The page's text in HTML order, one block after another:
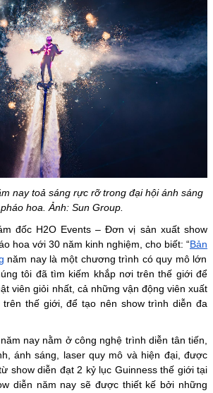
nay toả sáng rực rỡ trong đại hội ánh sáng
hoa. Ảnh: Sun Group.
đốc H2O Events – Đơn vị sản xuất show
hoa với 30 năm kinh nghiệm, cho biết: “Bản
năm nay là một chương trình có quy mô lớn
tôi đã tìm kiếm khắp nơi trên thế giới để
viên giỏi nhất, cả những vận động viên xuất
thế giới, để tạo nên show trình diễn đa
nay nằm ở công nghệ trình diễn tân tiến,
ánh sáng, laser quy mô và hiện đại, được
show diễn đạt 2 kỷ lục Guinness thế giới tại
diễn năm nay sẽ được thiết kế bởi những